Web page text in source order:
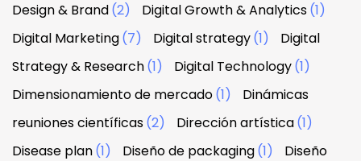
Design & Brand(2) Digital Growth & Analytics(1)
Digital Marketing(7) Digital strategy(1)
Digital
Strategy & Research(1) Digital Technology(1)
Dimensionamiento de mercado(1)
Dinámicas
reuniones científicas(2) Dirección artística(1)
Disease plan(1) Diseño de packaging(1)
Diseño